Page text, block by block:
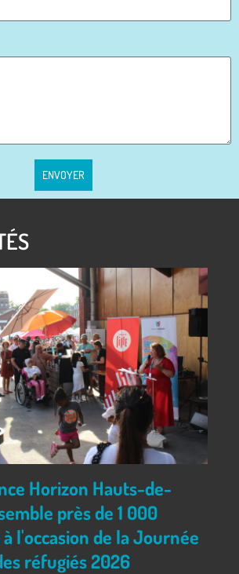
ENVOYER
Horizon Hauts-de-
près de 1 000
l'occasion de la Journée
réfugiés 2026